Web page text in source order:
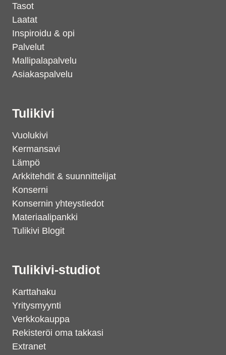
Tasot
Laatat
Inspiroidu & opi
Palvelut
Mallipalapalvelu
Asiakaspalvelu
Tulikivi
Vuolukivi
Kermansavi
Lämpö
Arkkitehdit & suunnittelijat
Konserni
Konsernin yhteystiedot
Materiaalipankki
Tulikivi Blogit
Tulikivi-studiot
Karttahaku
Yritysmyynti
Verkkokauppa
Rekisteröi oma takkasi
Extranet